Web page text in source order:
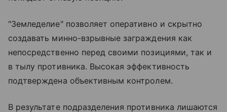
"Земледелие" позволяет оперативно и скрытно
создавать минно-взрывные заграждения как
непосредственно перед своими позициями, так и
в тылу противника. Высокая эффективность
подтверждена объективным контролем.
В результате подразделения противника лишаются